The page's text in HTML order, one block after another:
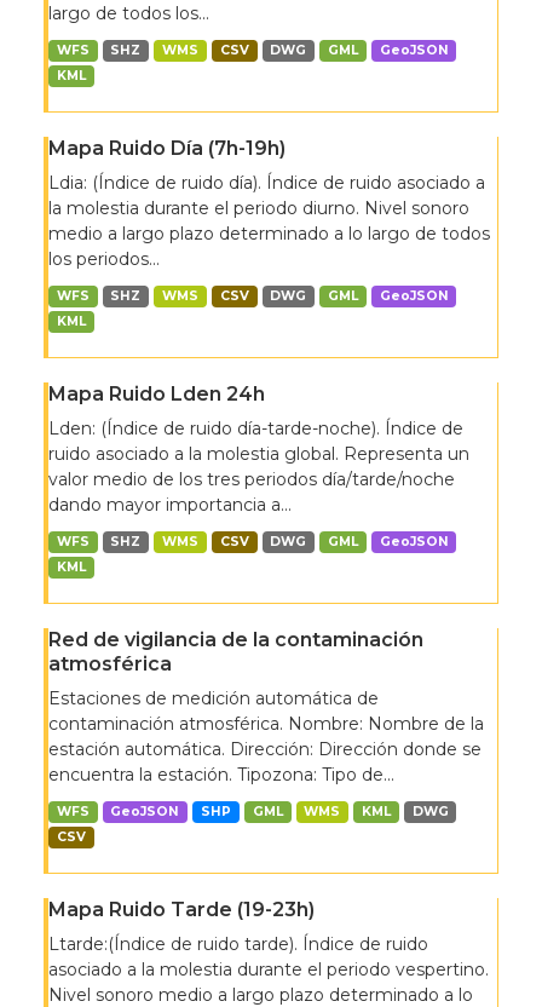
largo de todos los...
WFS SHZ WMS CSV DWG GML
GeoJSON
KML
Mapa Ruido Día (7h-19h)
Ldia: (Índice de ruido día). Índice de ruido asociado a
la molestia durante el periodo diurno. Nivel sonoro
medio a largo plazo determinado a lo largo de todos
los periodos...
WFS SHZ WMS CSV DWG GML
GeoJSON
KML
Mapa Ruido Lden 24h
Lden: (Índice de ruido día-tarde-noche). Índice de
ruido asociado a la molestia global. Representa un
valor medio de los tres periodos día/tarde/noche
dando mayor importancia a...
WFS SHZ WMS CSV DWG GML
GeoJSON
KML
Red de vigilancia de la contaminación
atmosférica
Estaciones de medición automática de
contaminación atmosférica. Nombre: Nombre de la
estación automática. Dirección: Dirección donde se
encuentra la estación. Tipozona: Tipo de...
WFS GeoJSON SHP GML WMS KML
DWG
CSV
Mapa Ruido Tarde (19-23h)
Ltarde:(Índice de ruido tarde). Índice de ruido
asociado a la molestia durante el periodo vespertino.
Nivel sonoro medio a largo plazo determinado a lo